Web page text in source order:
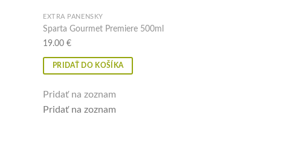
Pridať na zoznam
EXTRA PANENSKÝ
Sparta Gourmet Premiere 500ml
19.00€
PRIDAŤ DO KOŠÍKA
Pridať na zoznam
Pridať na zoznam